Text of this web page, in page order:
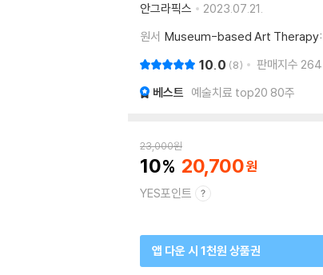
안그라픽스
2023.07.21.
원서 Museum-based Art
10.0 8 판매지수 264
베스트 예술치료 top20 80주
23,000원
10 20,700
YES포인트
앱 다운 시 1천원 상품권